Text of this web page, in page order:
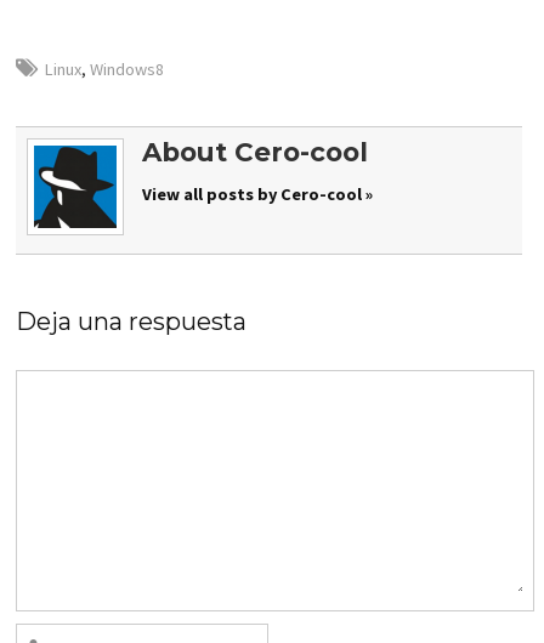
Linux,Windows8
About Cero-cool
View all posts by Cero-cool »
Deja una respuesta